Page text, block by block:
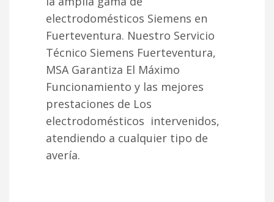
electrodomésticos Siemens en
Fuerteventura. Nuestro Servicio
Técnico Siemens Fuerteventura,
MSA Garantiza El Máximo
Funcionamiento y las mejores
prestaciones de Los
electrodomésticos intervenidos,
atendiendo a cualquier tipo de
avería.